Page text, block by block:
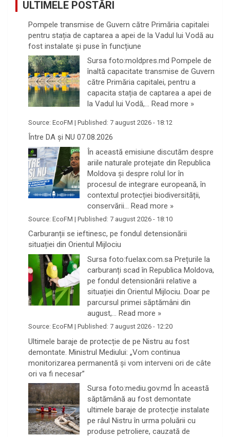
ULTIMELE POSTĂRI
Pompele transmise de Guvern către Primăria capitalei
pentru stația de captarea a apei de la Vadul lui Vodă au
fost instalate și puse în funcțiune
Sursa foto:moldpres.md Pompele de
înaltă capacitate transmise de Guvern
către Primăria capitalei, pentru a
capacita stația de captarea a apei de
la Vadul lui Vodă,… Read more »
Source: EcoFM | Published: 7 august 2026 - 18:12
Între DA și NU 07.08.2026
În această emisiune discutăm despre
ariile naturale protejate din Republica
Moldova și despre rolul lor în
procesul de integrare europeană, în
contextul protecției biodiversității,
conservării… Read more »
Source: EcoFM | Published: 7 august 2026 - 18:10
Carburanții se ieftinesc, pe fondul detensionării
situației din Orientul Mijlociu
Sursa foto:fuelax.com.sa Prețurile la
carburanți scad în Republica Moldova,
pe fondul detensionării relative a
situației din Orientul Mijlociu. Doar pe
parcursul primei săptămâni din
august,… Read more »
Source: EcoFM | Published: 7 august 2026 - 12:20
Ultimele baraje de protecție de pe Nistru au fost
demontate. Ministrul Mediului: „Vom continua
monitorizarea permanentă și vom interveni ori de câte
ori va fi necesar”
Sursa foto:mediu.gov.md În această
săptămână au fost demontate
ultimele baraje de protecție instalate
pe râul Nistru în urma poluării cu
produse petroliere, cauzată de